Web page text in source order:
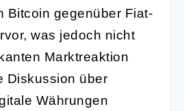
Bitcoin gegenüber Fiat-
was jedoch nicht
Marktreaktion
Diskussion über
Währungen